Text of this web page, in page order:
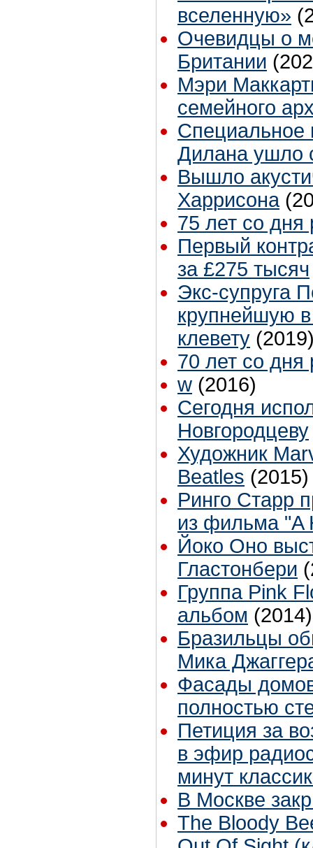
вселенную»
Очевидцы о
Британии
Мэри
семейного
Специальное
Дилана ушло
Вышло
Харрисона
75 лет со
Первый
за £275 тысяч
Экс-супруга
крупнейшую в
клевету
70 лет со
w (2016)
Сегодня
Новгородцеву
Художник
Beatles (2015)
Ринго Старр
из фильма "A
Йоко Оно
Гластонбери
Группа Pink
альбом (2014)
Бразильцы
Мика
Фасады
полностью
Петиция за
в эфир
минут
В Москве
The Bloody